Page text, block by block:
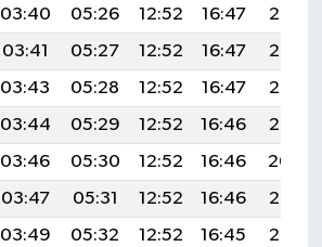
03:40 05:26 12:52 16:47
20:08
03:41 05:27 12:52 16:47
20:07
03:43 05:28 12:52 16:47
20:06
03:44 05:29 12:52 16:46
20:05
03:46 05:30 12:52 16:46
20:04
03:47 05:31 12:52 16:46
20:03
03:49 05:32 12:52 16:45
20:02